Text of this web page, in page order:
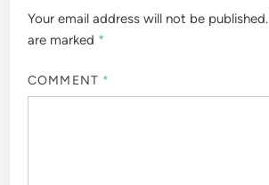
Your email address will not be published.
are marked *
COMMENT *